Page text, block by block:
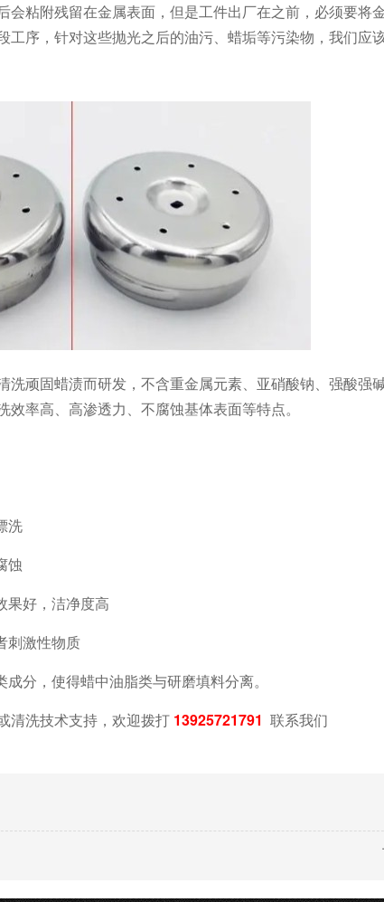
粘附残留在金属表面，但是工件出厂在之前，必须要将
序，针对这些抛光之后的油污、蜡垢等污染物，我们应
顽固蜡渍而研发，不含重金属元素、亚硝酸钠、强酸强
率高、高渗透力、不腐蚀基体表面等特点。
洗
蚀
果好，洁净度高
刺激性物质
分，使得蜡中油脂类与研磨填料分离。
清洗技术支持，欢迎拨打 13925721791 联系我们